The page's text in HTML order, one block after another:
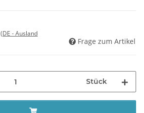
(DE - Ausland
Frage zum Artikel
Stück